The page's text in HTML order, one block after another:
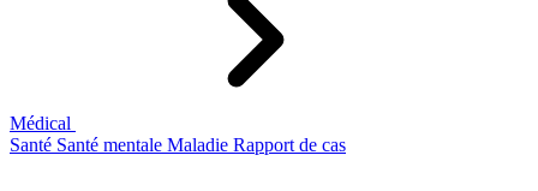
Médical
Santé Santé mentale Maladie Rapport de cas